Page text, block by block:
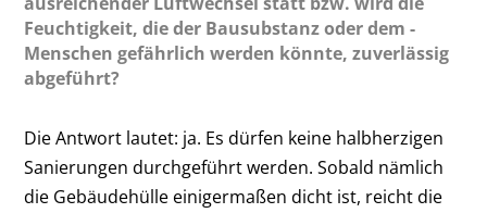
Feuchtigkeit, die der Bausubstanz oder dem ­
Menschen gefährlich werden könnte, zuverlässig
abgeführt?
Die Antwort lautet: ja. Es dürfen keine halbherzigen
Sanierungen durchgeführt werden. Sobald nämlich
die Gebäudehülle einigermaßen dicht ist, reicht die